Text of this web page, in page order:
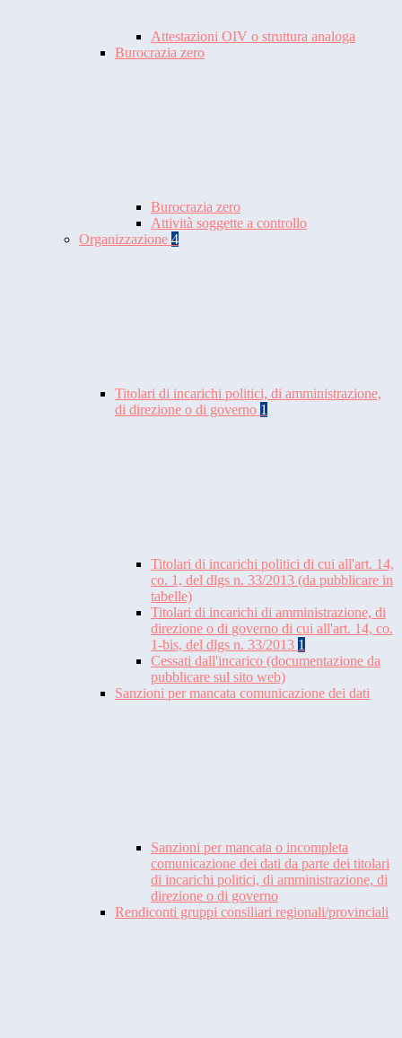
Attestazioni OIV o struttura analoga
Burocrazia zero
Burocrazia zero
Attività soggette a controllo
Organizzazione 4
Titolari di incarichi politici, di amministrazione,
di direzione o di governo 1
Titolari di incarichi politici di cui all'art. 14,
co. 1, del dlgs n. 33/2013 (da pubblicare in
tabelle)
Titolari di incarichi di amministrazione, di
direzione o di governo di cui all'art. 14, co.
1-bis, del dlgs n. 33/2013 1
Cessati dall'incarico (documentazione da
pubblicare sul sito web)
Sanzioni per mancata comunicazione dei dati
Sanzioni per mancata o incompleta
comunicazione dei dati da parte dei titolari
di incarichi politici, di amministrazione, di
direzione o di governo
Rendiconti gruppi consiliari regionali/provinciali